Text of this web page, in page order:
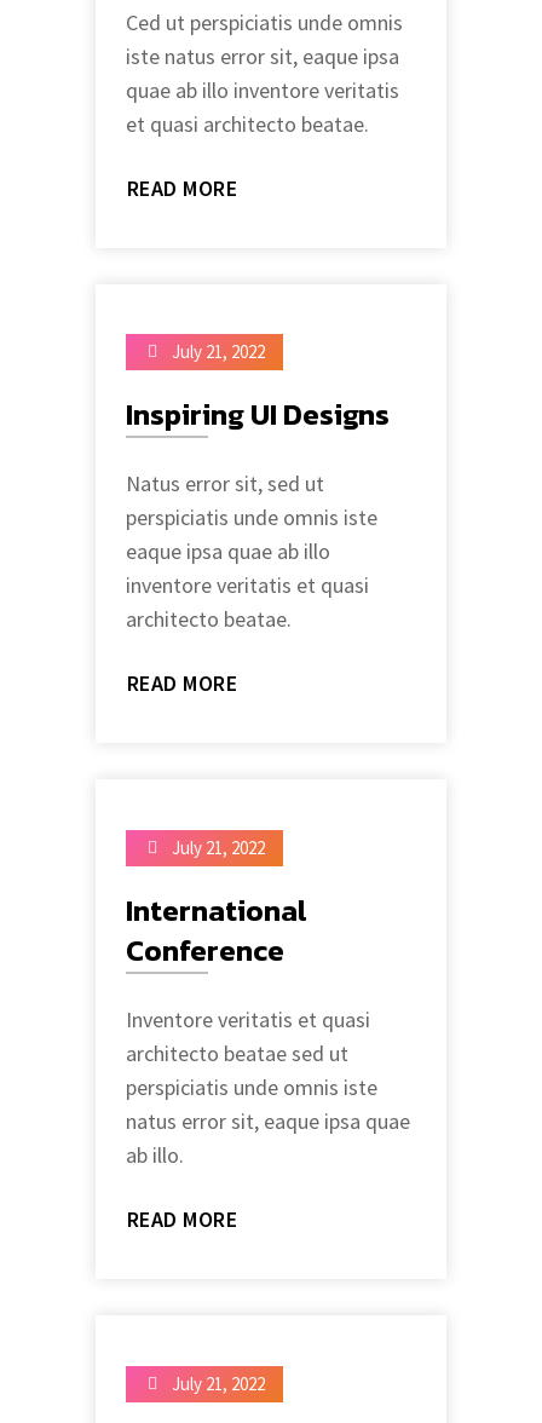
Ced ut perspiciatis unde omnis
iste natus error sit, eaque ipsa
quae ab illo inventore veritatis
et quasi architecto beatae.
READ MORE
July 21, 2022
Inspiring UI Designs
Natus error sit, sed ut
perspiciatis unde omnis iste
eaque ipsa quae ab illo
inventore veritatis et quasi
architecto beatae.
READ MORE
July 21, 2022
International
Conference
Inventore veritatis et quasi
architecto beatae sed ut
perspiciatis unde omnis iste
natus error sit, eaque ipsa quae
ab illo.
READ MORE
July 21, 2022